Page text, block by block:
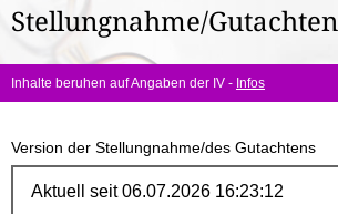
hier:
Stellungnahme/Gutachten
Inhalte beruhen auf Angaben der IV - Infos
Version der Stellungnahme/des Gutachtens